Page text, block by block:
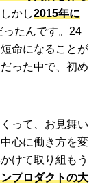
かし2015年に
ったんです。24
命になることが
った中で、初め
って、お見舞い
心に働き方を変
けて取り組もう
プロダクトの大